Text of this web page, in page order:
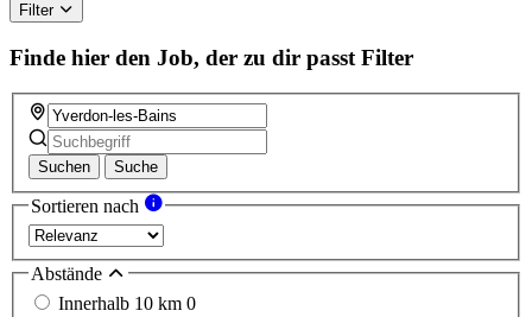
Filter
Finde hier den Job, der zu dir passt Filter
Suchen Suche
Sortieren nach
Abstände
Innerhalb 10 km 0